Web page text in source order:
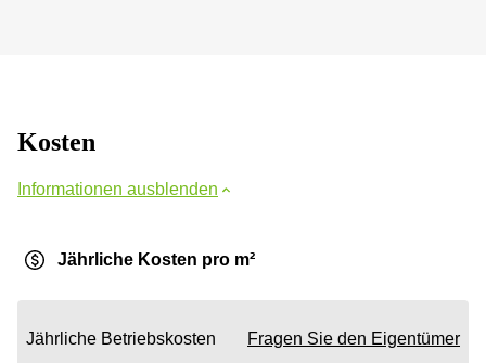
Kosten
Informationen ausblenden
Jährliche Kosten pro m²
Jährliche Betriebskosten Fragen Sie den Eigentümer